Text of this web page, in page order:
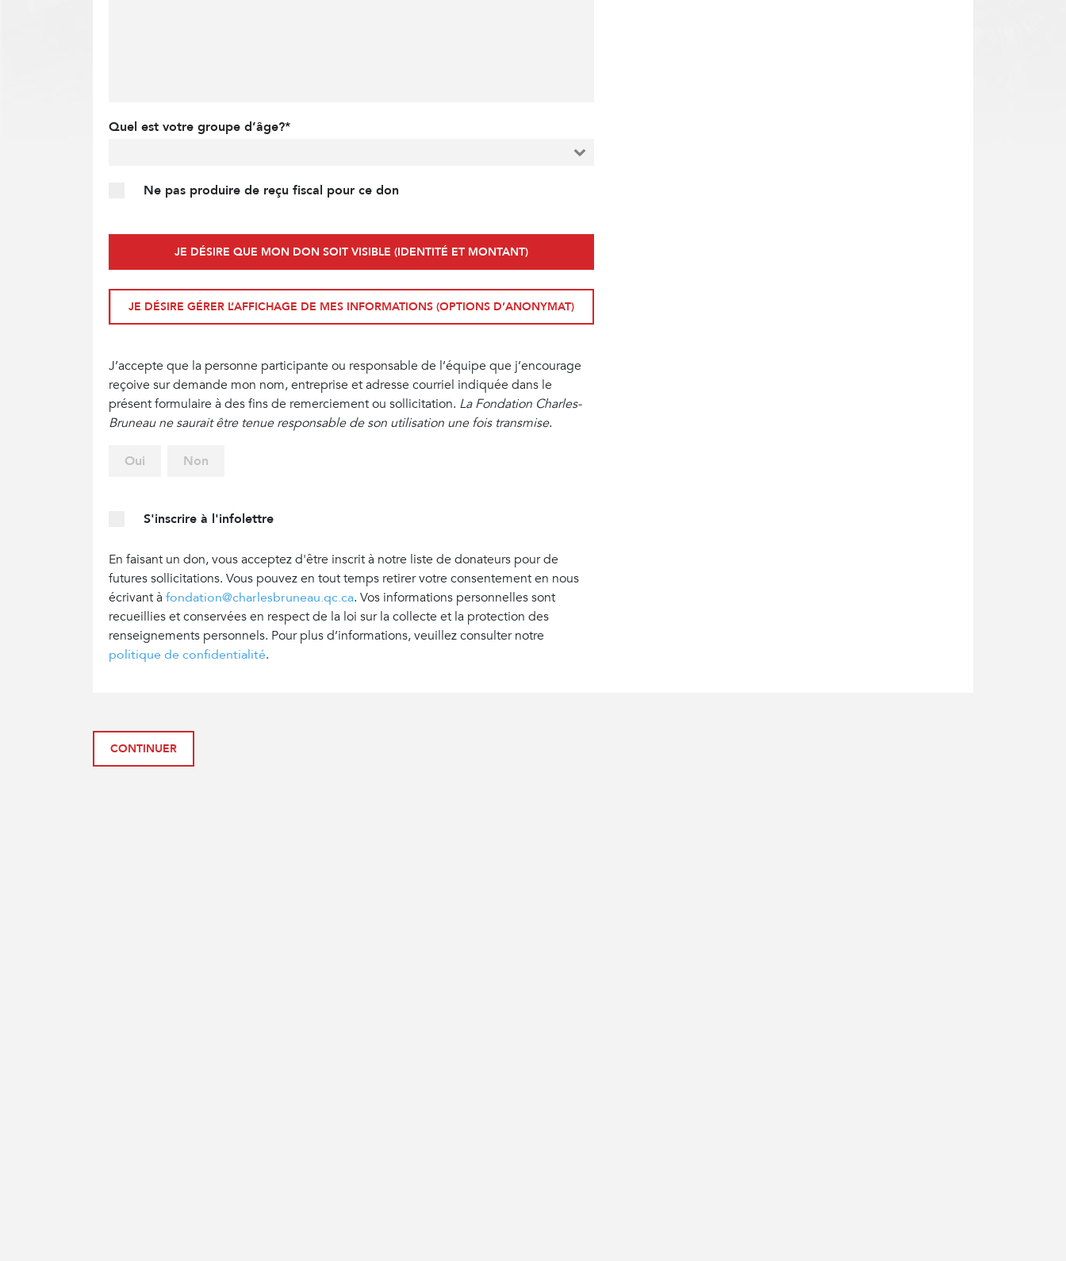
Quel est votre groupe d’âge?*
Ne pas produire de reçu fiscal pour ce don
JE DÉSIRE QUE MON DON SOIT VISIBLE (IDENTITÉ ET MONTANT)
JE DÉSIRE GÉRER L’AFFICHAGE DE MES INFORMATIONS (OPTIONS D’ANONYMAT)
J’accepte que la personne participante ou responsable de l’équipe que j’encourage
reçoive sur demande mon nom, entreprise et adresse courriel indiquée dans le
présent formulaire à des fins de remerciement ou sollicitation. La Fondation Charles-
Bruneau ne saurait être tenue responsable de son utilisation une fois transmise.
Oui Non
S'inscrire à l'infolettre
En faisant un don, vous acceptez d'être inscrit à notre liste de donateurs pour de
futures sollicitations. Vous pouvez en tout temps retirer votre consentement en nous
écrivant à fondation@charlesbruneau.qc.ca. Vos informations personnelles sont
recueillies et conservées en respect de la loi sur la collecte et la protection des
renseignements personnels. Pour plus d’informations, veuillez consulter notre
politique de confidentialité.
CONTINUER